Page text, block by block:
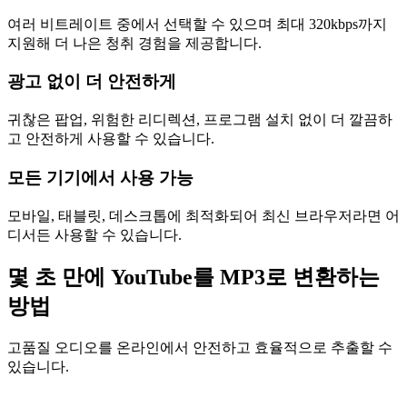
여러 비트레이트 중에서 선택할 수 있으며 최대 320kbps까지
지원해 더 나은 청취 경험을 제공합니다.
광고 없이 더 안전하게
귀찮은 팝업, 위험한 리디렉션, 프로그램 설치 없이 더 깔끔하
고 안전하게 사용할 수 있습니다.
모든 기기에서 사용 가능
모바일, 태블릿, 데스크톱에 최적화되어 최신 브라우저라면 어
디서든 사용할 수 있습니다.
몇 초 만에 YouTube를 MP3로 변환하는
방법
고품질 오디오를 온라인에서 안전하고 효율적으로 추출할 수
있습니다.